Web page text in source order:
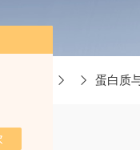
蛋白质